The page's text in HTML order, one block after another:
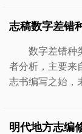
志稿数字差错
数字差错种
者分析，主要
志书编写之始，
明代地方志编